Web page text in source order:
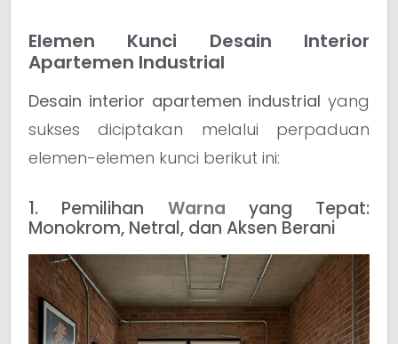
Elemen Kunci Desain Interior
Apartemen Industrial
Desain interior apartemen industrial yang
sukses diciptakan melalui perpaduan
elemen-elemen kunci berikut ini:
1. Pemilihan Warna yang Tepat:
Monokrom, Netral, dan Aksen Berani